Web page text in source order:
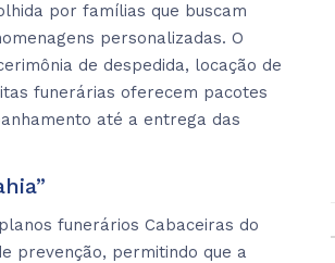
por famílias que buscam
personalizadas. O
de despedida, locação de
funerárias oferecem pacotes
até a entrega das
funerários Cabaceiras do
prevenção, permitindo que a